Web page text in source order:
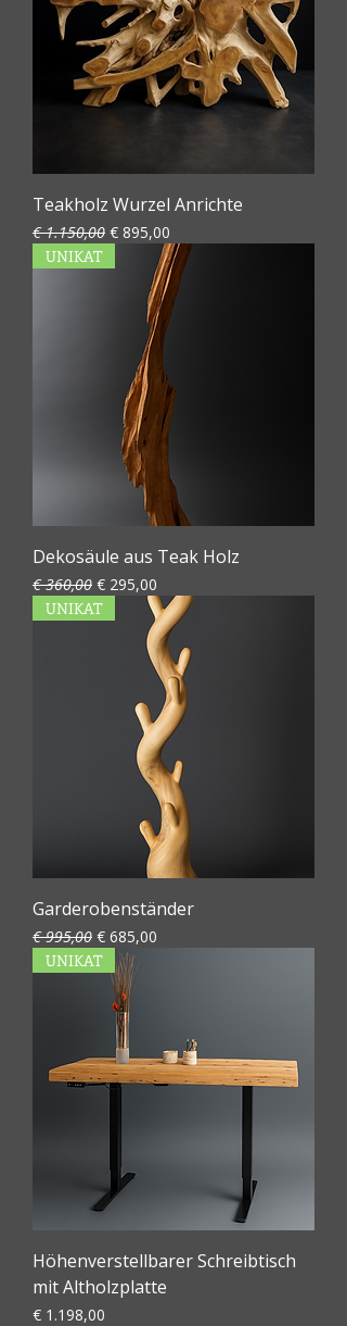
Teakholz Wurzel Anrichte
Standardpreis
€ 1.150,00 Sale-Preis
€ 895,00
UNIKAT
Dekosäule aus Teak Holz
Standardpreis
€ 360,00 Sale-Preis
€ 295,00
UNIKAT
Garderobenständer
Standardpreis
€ 995,00 Sale-Preis
€ 685,00
UNIKAT
Höhenverstellbarer Schreibtisch
mit Altholzplatte
Preis
€ 1.198,00